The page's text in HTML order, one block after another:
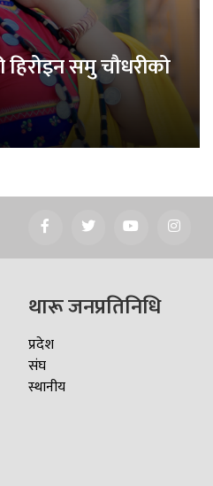
हिरोइन समु चौधरीको
थारू जनप्रतिनिधि
प्रदेश
संघ
स्थानीय